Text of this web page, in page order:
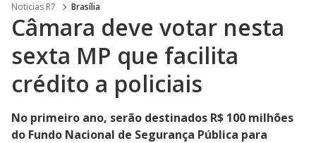
Noticias R7 Brasília
Câmara deve votar nesta
sexta MP que facilita
crédito a policiais
No primeiro ano, serão destinados R$ 100 milhões
do Fundo Nacional de Segurança Pública para